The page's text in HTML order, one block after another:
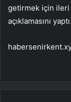
getirmek için ileri
açıklamasını yaptı.